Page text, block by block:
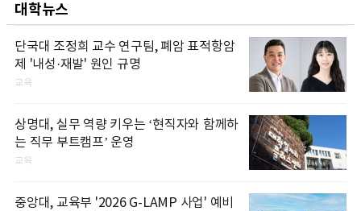
대학뉴스
단국대 조정희 교수 연구팀, 폐암 표적항암
제 '내성·재발' 원인 규명
교육
상명대, 실무 역량 키우는 ‘현직자와 함께하
는 직무 부트캠프’ 운영
교육
중앙대, 교육부 '2026 G-LAMP 사업' 예비